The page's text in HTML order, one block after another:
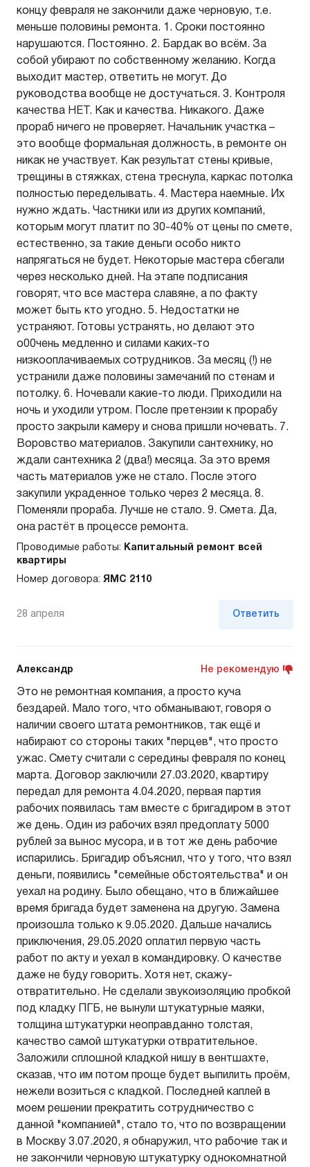
концу февраля не закончили даже черновую, т.е.
меньше половины ремонта. 1. Сроки постоянно
нарушаются. Постоянно. 2. Бардак во всём. За
собой убирают по собственному желанию. Когда
выходит мастер, ответить не могут. До
руководства вообще не достучаться. 3. Контроля
качества НЕТ. Как и качества. Никакого. Даже
прораб ничего не проверяет. Начальник участка –
это вообще формальная должность, в ремонте он
никак не участвует. Как результат стены кривые,
трещины в стяжках, стена треснула, каркас потолка
полностью переделывать. 4. Мастера наемные. Их
нужно ждать. Частники или из других компаний,
которым могут платит по 30-40% от цены по смете,
естественно, за такие деньги особо никто
напрягаться не будет. Некоторые мастера сбегали
через несколько дней. На этапе подписания
говорят, что все мастера славяне, а по факту
может быть кто угодно. 5. Недостатки не
устраняют. Готовы устранять, но делают это
о00чень медленно и силами каких-то
низкооплачиваемых сотрудников. За месяц (!) не
устранили даже половины замечаний по стенам и
потолку. 6. Ночевали какие-то люди. Приходили на
ночь и уходили утром. После претензии к прорабу
просто закрыли камеру и снова пришли ночевать. 7.
Воровство материалов. Закупили сантехнику, но
ждали сантехника 2 (два!) месяца. За это время
часть материалов уже не стало. После этого
закупили украденное только через 2 месяца. 8.
Поменяли прораба. Лучше не стало. 9. Смета. Да,
она растёт в процессе ремонта.
Проводимые работы:
Капитальный ремонт всей
квартиры
Номер договора: ЯМС 2110
28 апреля Ответить
Александр Не рекомендую
Это не ремонтная компания, а просто куча
бездарей. Мало того, что обманывают, говоря о
наличии своего штата ремонтников, так ещё и
набирают со стороны таких "перцев", что просто
ужас. Смету считали с середины февраля по конец
марта. Договор заключили 27.03.2020, квартиру
передал для ремонта 4.04.2020, первая партия
рабочих появилась там вместе с бригадиром в этот
же день. Один из рабочих взял предоплату 5000
рублей за вынос мусора, и в тот же день рабочие
испарились. Бригадир объяснил, что у того, что взял
деньги, появились "семейные обстоятельства" и он
уехал на родину. Было обещано, что в ближайшее
время бригада будет заменена на другую. Замена
произошла только к 9.05.2020. Дальше начались
приключения, 29.05.2020 оплатил первую часть
работ по акту и уехал в командировку. О качестве
даже не буду говорить. Хотя нет, скажу-
отвратительно. Не сделали звукоизоляцию пробкой
под кладку ПГБ, не вынули штукатурные маяки,
толщина штукатурки неоправданно толстая,
качество самой штукатурки отвратительное.
Заложили сплошной кладкой нишу в вентшахте,
сказав, что им потом проще будет выпилить проём,
нежели возиться с кладкой. Последней каплей в
моем решении прекратить сотрудничество с
данной "компанией", стало то, что по возвращении
в Москву 3.07.2020, я обнаружил, что рабочие так и
не закончили черновую штукатурку однокомнатной